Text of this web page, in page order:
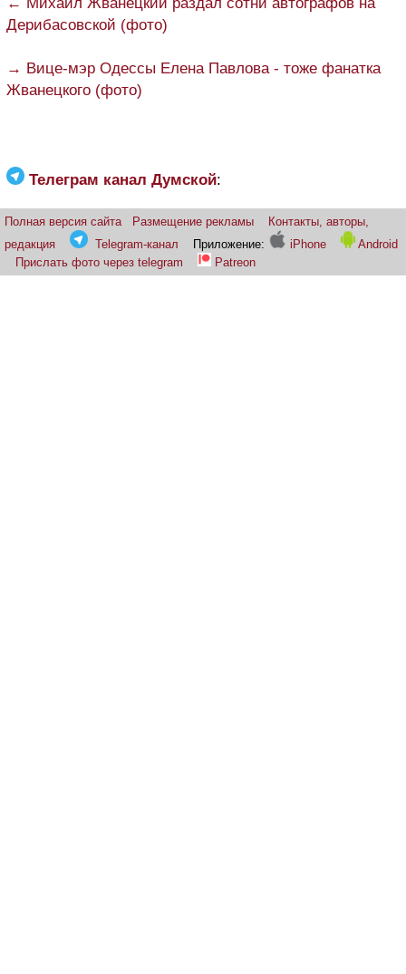
Дерибасовской (фото)
→ Вице-мэр Одессы Елена Павлова - тоже фанатка
Жванецкого (фото)
Телеграм канал Думской:
Полная версия сайта Размещение рекламы
Контакты, авторы,
редакция
Telegram-канал Приложение: iPhone
Android
Прислать фото через telegram
Patreon